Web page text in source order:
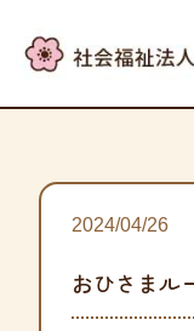
2024/04/26
おひさま